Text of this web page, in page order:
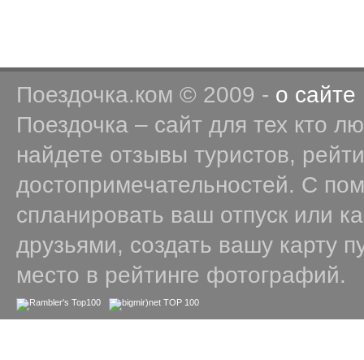
Поездочка.ком © 2009 - о сайте
Поездочка – сайт для тех кто
найдете отзывы туристов,
достопримечательностей. С
спланировать ваш отпуск или
друзьями, создать вашу карту
место в рейтинге фотографий.